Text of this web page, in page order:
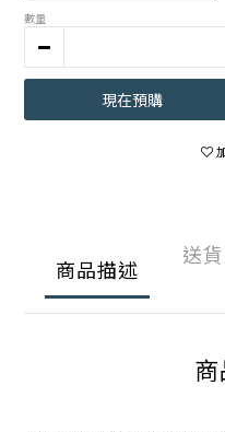
數量
現在預購
商品描述
送